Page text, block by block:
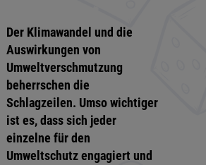
Der Klimawandel und die
Auswirkungen von
Umweltverschmutzung
beherrschen die
Schlagzeilen. Umso wichtiger
ist es, dass sich jeder
einzelne für den
Umweltschutz engagiert und